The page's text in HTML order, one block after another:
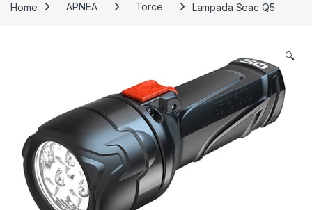
Home APNEA Torce Lampada Seac Q5
🔍